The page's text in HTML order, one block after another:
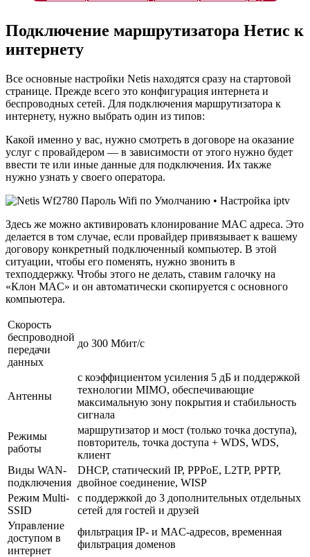
Подключение маршрутизатора Нетис к
интернету
Все основные настройки Netis находятся сразу на стартовой
странице. Прежде всего это конфигурация интернета и
беспроводных сетей. Для подключения маршрутизатора к
интернету, нужно выбрать один из типов:
Какой именно у вас, нужно смотреть в договоре на оказание
услуг с провайдером — в зависимости от этого нужно будет
ввести те или иные данные для подключения. Их также
нужно узнать у своего оператора.
Здесь же можно активировать клонирование MAC адреса. Это
делается в том случае, если провайдер привязывает к вашему
договору конкретный подключенный компьютер. В этой
ситуации, чтобы его поменять, нужно звонить в
техподдержку. Чтобы этого не делать, ставим галочку на
«Клон MAC» и он автоматически скопируется с основного
компьютера.
Скорость
беспроводной
передачи
данных
до 300 Мбит/с
Антенны
с коэффициентом усиления 5 дБ и поддержкой
технологии MIMO, обеспечивающие
максимальную зону покрытия и стабильность
сигнала
Режимы
работы
маршрутизатор и мост (только точка доступа),
повторитель, точка доступа + WDS, WDS,
клиент
Виды WAN-
подключения
DHCP, статический IP, PPPoE, L2TP, PPTP,
двойное соединение, WISP
Режим Multi-
SSID
с поддержкой до 3 дополнительных отдельных
сетей для гостей и друзей
Управление
доступом в
интернет
фильтрация IP- и MAC-адресов, временная
фильтрация доменов